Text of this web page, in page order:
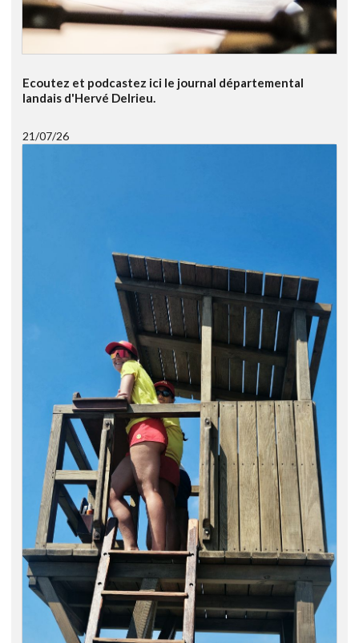
Ecoutez et podcastez ici le journal départemental
landais d'Hervé Delrieu.
21/07/26